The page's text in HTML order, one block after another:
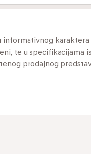
informativnog
te u
prodajnog